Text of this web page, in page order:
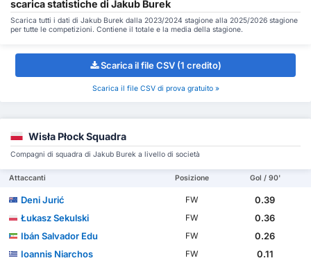
scarica statistiche di Jakub Burek
Scarica tutti i dati di Jakub Burek dalla 2023/2024 stagione alla 2025/2026 stagione
per tutte le competizioni. Contiene il totale e la media della stagione.
Scarica il file CSV (1 credito)
Scarica il file CSV di prova gratuito »
Wisła Płock Squadra
Compagni di squadra di Jakub Burek a livello di società
Attaccanti Posizione Gol / 90'
Deni Jurić FW
0.39
Łukasz Sekulski
FW
0.36
Ibán Salvador Edu
FW
0.26
Ioannis Niarchos
FW
0.11